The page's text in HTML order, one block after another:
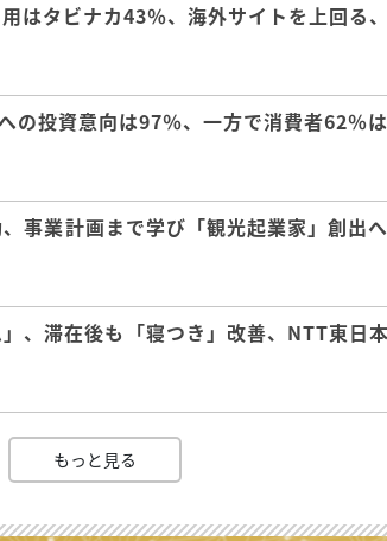
はタビナカ43％、海外サイトを上回る
の投資意向は97％、一方で消費者62
事業計画まで学び「観光起業家」創
、滞在後も「寝つき」改善、NTT東日
もっと見る